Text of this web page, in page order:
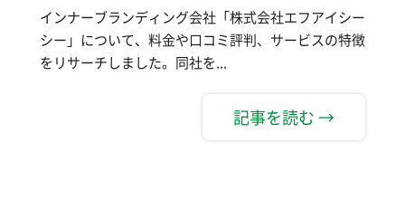
インナーブランディング会社「株式会社エフアイシー
シー」について、料金や口コミ評判、サービスの特徴
をリサーチしました。同社を...
記事を読む →